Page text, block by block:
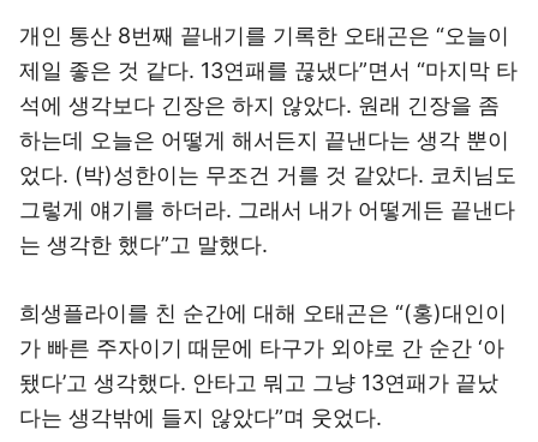
개인 통산 8번째 끝내기를 기록한 오태곤은 “오늘이
제일 좋은 것 같다. 13연패를 끊냈다”면서 “마지막 타
석에 생각보다 긴장은 하지 않았다. 원래 긴장을 좀
하는데 오늘은 어떻게 해서든지 끝낸다는 생각 뿐이
었다. (박)성한이는 무조건 거를 것 같았다. 코치님도
그렇게 얘기를 하더라. 그래서 내가 어떻게든 끝낸다
는 생각한 했다”고 말했다.
희생플라이를 친 순간에 대해 오태곤은 “(홍)대인이
가 빠른 주자이기 때문에 타구가 외야로 간 순간 ‘아
됐다’고 생각했다. 안타고 뭐고 그냥 13연패가 끝났
다는 생각밖에 들지 않았다”며 웃었다.